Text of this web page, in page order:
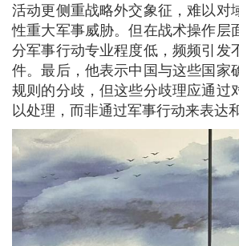
活动更侧重战略外交象征，难以对
性重大军事威胁。但在战术操作层
分军事行动专业程度低，频频引发
件。最后，他表示中国与这些国家
规则的分歧，但这些分歧理应通过
以处理，而非通过军事行动来表达